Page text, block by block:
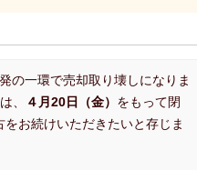
の一環で売却取り壊しになりま
、
４月 20日（金） をもって閉
お続けいただきたいと存じま